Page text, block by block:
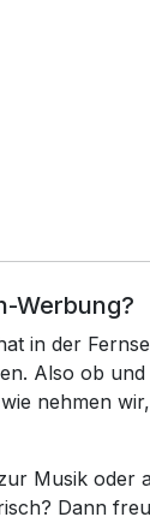
Werbung?
in der
Also ob
nehmen
Musik oder
Dann